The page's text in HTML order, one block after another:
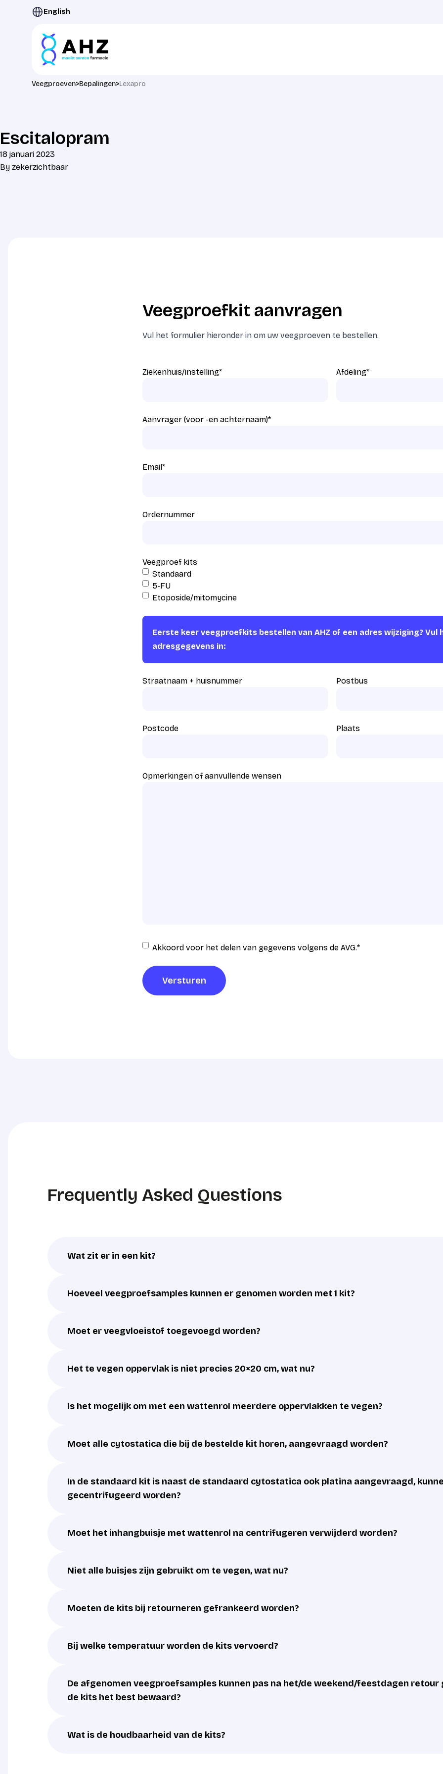
Ga naar de inhoud
English
Veegproeven>Bepalingen>Lexapro
Escitalopram
18 januari 2023
By zekerzichtbaar
Veegproefkit aanvragen
Vul het formulier hieronder in om uw veegproeven te bestellen.
Ziekenhuis/instelling* Afdeling*
Aanvrager (voor -en achternaam)*
Email*
Ordernummer
Veegproef kits
Standaard
5-FU
Etoposide/mitomycine
Eerste keer veegproefkits bestellen van AHZ of een adres wijziging? Vul
adresgegevens in:
Straatnaam + huisnummer Postbus
Postcode Plaats
Opmerkingen of aanvullende wensen
Instemming
verwerking*
Akkoord voor het delen van gegevens volgens de AVG.*
Versturen
Frequently Asked Questions
Wat zit er in een kit?
Hoeveel veegproefsamples kunnen er genomen worden met 1 kit?
Moet er veegvloeistof toegevoegd worden?
Het te vegen oppervlak is niet precies 20×20 cm, wat nu?
Is het mogelijk om met een wattenrol meerdere oppervlakken te vegen?
Moet alle cytostatica die bij de bestelde kit horen, aangevraagd worden?
In de standaard kit is naast de standaard cytostatica ook platina aangevraagd,
gecentrifugeerd worden?
Moet het inhangbuisje met wattenrol na centrifugeren verwijderd worden?
Niet alle buisjes zijn gebruikt om te vegen, wat nu?
Moeten de kits bij retourneren gefrankeerd worden?
Bij welke temperatuur worden de kits vervoerd?
De afgenomen veegproefsamples kunnen pas na het/de weekend/feestdagen
de kits het best bewaard?
Wat is de houdbaarheid van de kits?